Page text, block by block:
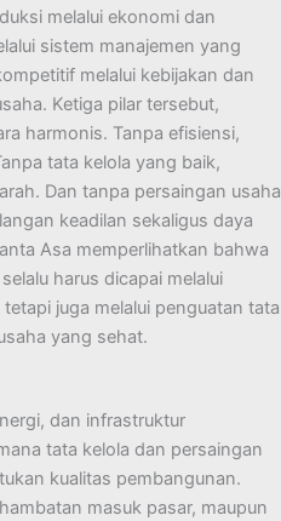
melalui ekonomi dan
sistem manajemen yang
melalui kebijakan dan
Ketiga pilar tersebut,
harmonis. Tanpa efisiensi,
tata kelola yang baik,
Dan tanpa persaingan usaha
keadilan sekaligus daya
Asa memperlihatkan bahwa
harus dicapai melalui
juga melalui penguatan tata
yang sehat.
dan infrastruktur
tata kelola dan persaingan
kualitas pembangunan.
masuk pasar, maupun